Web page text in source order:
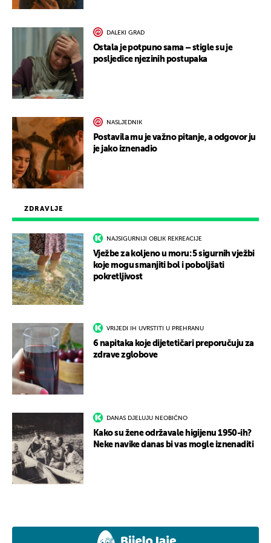
ZDRAVLJE
NAJSIGURNIJI OBLIK REKREACIJE
Vježbe za koljeno u moru: 5 sigurnih vježbi
koje mogu smanjiti bol i poboljšati
pokretljivost
VRIJEDI IH UVRSTITI U PREHRANU
6 napitaka koje dijetetičari preporučuju za
zdrave zglobove
DANAS DJELUJU NEOBIČNO
Kako su žene održavale higijenu 1950-ih?
Neke navike danas bi vas mogle iznenaditi
DALEKI GRAD
Ostala je potpuno sama – stigle su je
posljedice njezinih postupaka
NASLJEDNIK
Postavila mu je važno pitanje, a odgovor ju
je jako iznenadio